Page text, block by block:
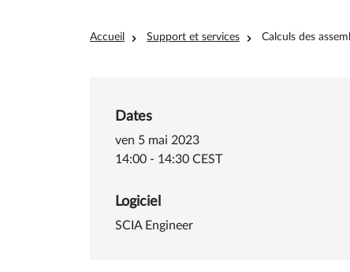
Comment
Fil d'Ariane
Accueil Support et services Calculs des
Dates
ven 5 mai 2023
14:00 - 14:30 CEST
Logiciel
SCIA Engineer